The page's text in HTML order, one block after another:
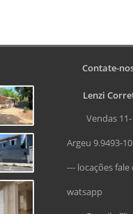
Contate-
Lenzi
Vendas
Argeu 9.9493-
--- locações fale
watsapp